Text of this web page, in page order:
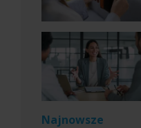
Najnowsze